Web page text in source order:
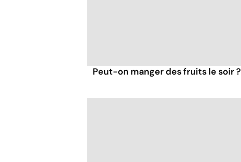
Peut-on manger des fruits le soir ?